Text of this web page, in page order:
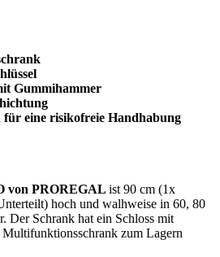
Gummihammer
für eine risikofreie Handhabung
von PROREGAL ist 90 cm (1x
hoch und walhweise in 60, 80
Der Schrank hat ein Schloss mit
Multifunktionsschrank zum Lagern